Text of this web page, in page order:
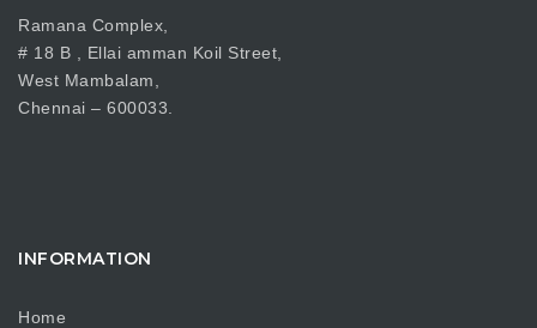
Ramana Complex,
# 18 B , Ellai amman Koil Street,
West Mambalam,
Chennai – 600033.
INFORMATION
Home